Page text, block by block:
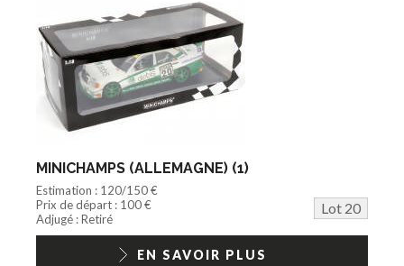
MINICHAMPS (ALLEMAGNE) (1)
Estimation : 120/150 €
Prix de départ : 100 €
Lot 20
Adjugé : Retiré
EN SAVOIR PLUS